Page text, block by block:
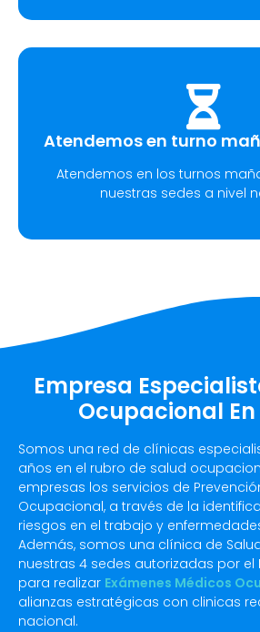
Atendemos en turno
Atendemos en los turnos
nuestras sedes a nivel
Empresa
Ocupacional
Somos una red de clínicas
años en el rubro de salud
empresas los servicios de
Ocupacional, a través de la
riesgos en el trabajo y
Además, somos una clínica de
nuestras 4 sedes autorizadas por el
para realizar Exámenes Médicos
alianzas estratégicas con clinicas
nacional.